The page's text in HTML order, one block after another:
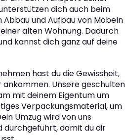
dich auch beim
Abbau und Aufbau von Möbeln
alten Wohnung. Dadurch
kannst dich ganz auf deine
hast du die Gewissheit,
ankommen. Unsere geschulten
mit deinem Eigentum um
Verpackungsmaterial, um
Umzug wird von uns
durchgeführt, damit du dir